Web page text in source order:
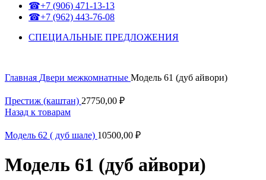
☎+7 (906) 471-13-13
☎+7 (962) 443-76-08
СПЕЦИАЛЬНЫЕ ПРЕДЛОЖЕНИЯ
Главная Двери межкомнатные Модель 61 (дуб айвори)
Престиж (каштан) 27750,00 ₽
Назад к товарам
Модель 62 ( дуб шале) 10500,00 ₽
Модель 61 (дуб айвори)